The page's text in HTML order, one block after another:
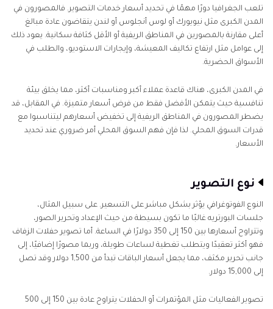
تلعب الجغرافيا دورًا مهمًا في تحديد أسعار خدمات التصوير. فالمصورون في
المدن الكبرى مثل نيويورك أو لوس أنجلوس أو لندن يتقاضون عادة مبالغ
أعلى مقارنة بالمصورين في المناطق الريفية أو الأقل كثافة سكانية. يعود ذلك
إلى عوامل مثل ارتفاع تكاليف المعيشة، وإيجارات الاستوديو، والطلب في
الأسواق الحضرية.
في المدن الكبرى، هناك قاعدة عملاء أكبر ومناسبات أكثر، مما يخلق بيئة
تنافسية حيث يتمكن الأفضل فقط من فرض أسعار متميزة. في المقابل، قد
يضطر المصورون في المناطق الريفية إلى تخفيض أسعارهم ليتناسبوا مع
قدرات السوق المحلي. لذا فإن فهم السوق المحلي أمر ضروري عند تحديد
الأسعار.
نوع التصوير
النوع الفوتوغرافي يؤثر بشكل مباشر على التسعير. على سبيل المثال،
جلسات البورتريه غالبًا ما تكون بسيطة من حيث الإعداد وتحرير الصور،
وتتراوح أسعارها بين 150 إلى 350 دولارًا في الساعة. أما تصوير حفلات الزفاف
فهو أكثر تعقيدًا ويتطلب تغطية لساعات طويلة، وربما مصورًا إضافيًا، إلى
جانب تحرير مكثف، مما يجعل أسعار الباقات تبدأ من 1,500 دولار وقد تصل
إلى 15,000 دولار.
تصوير الفعاليات مثل المؤتمرات أو الحفلات يتراوح عادة بين 150 إلى 500